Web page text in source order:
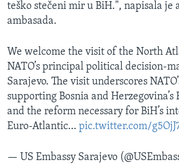
teško stečeni mir u BiH.", napisala je
ambasada.
We welcome the visit of the North
NATO’s principal political decision-
Sarajevo. The visit underscores
supporting Bosnia and
and the reform necessary for BiH’s
Euro-Atlantic… pic.twitter.com/
— US Embassy Sarajevo